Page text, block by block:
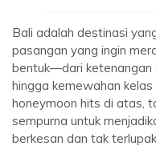
Bali adalah destinasi
pasangan yang ingin
bentuk—dari ketenangan
hingga kemewahan
honeymoon hits di atas,
sempurna untuk
berkesan dan tak